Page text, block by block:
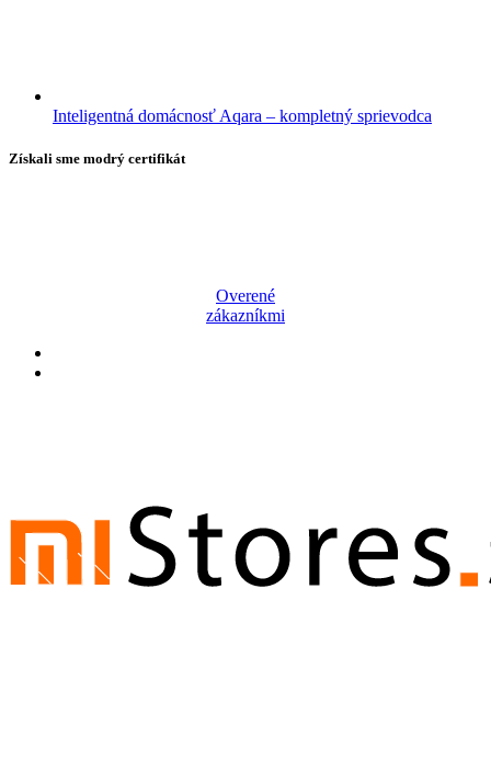
Inteligentná domácnosť Aqara – kompletný sprievodca
Získali sme modrý certifikát
Overené
zákazníkmi